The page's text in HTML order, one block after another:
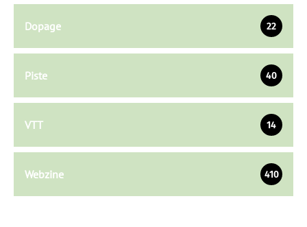
Dopage 22
Piste 40
VTT 14
Webzine 410